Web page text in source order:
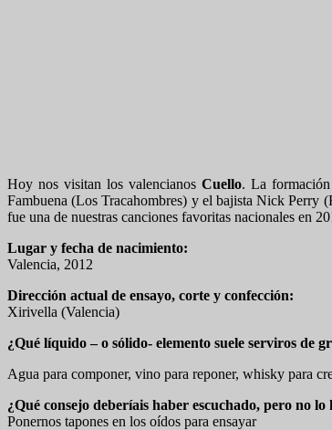
Hoy nos visitan los valencianosCuello. La
Fambuena (Los Tracahombres) y el bajista Nick Perry
fue una de nuestras canciones favoritas nacionales en
Lugar y fecha de nacimiento:
Valencia, 2012
Dirección actual de ensayo, corte y confección:
Xirivella (Valencia)
¿Qué líquido – o sólido- elemento suele serviros de
Agua para componer, vino para reponer, whisky para
¿Qué consejo deberíais haber escuchado, pero no lo
Ponernos tapones en los oídos para ensayar